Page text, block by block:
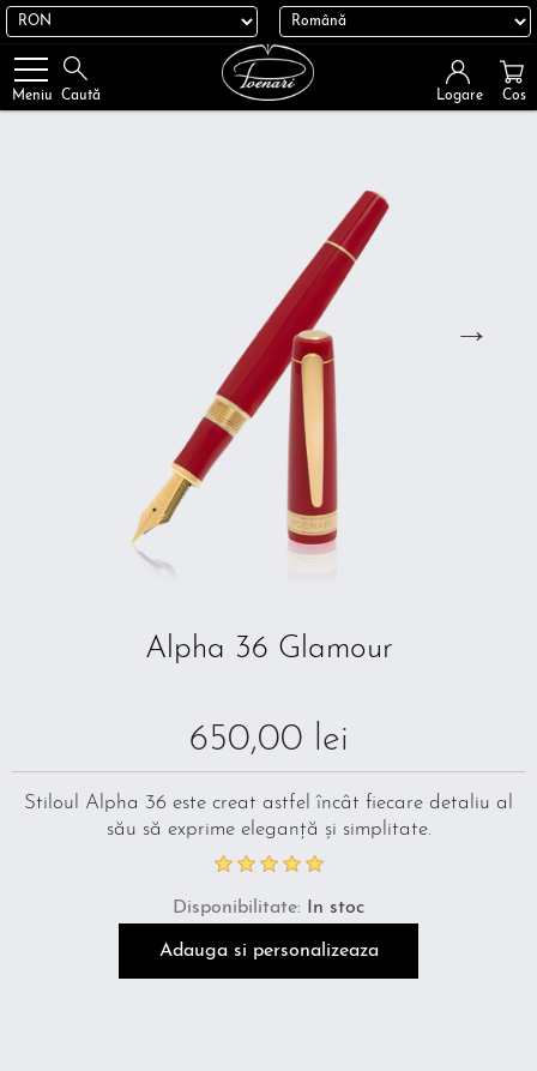
Meniu Caută Logare Cos
Alpha 36 Glamour
650,00 lei
Stiloul Alpha 36 este creat astfel încât fiecare detaliu al
său să exprime eleganță și simplitate.
Disponibilitate: În stoc
Adauga si personalizeaza